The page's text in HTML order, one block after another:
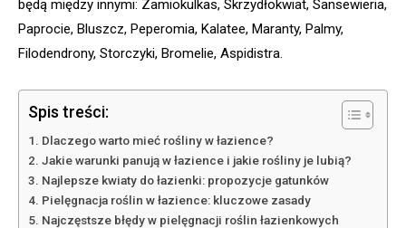
będą między innymi: Zamiokulkas, Skrzydłokwiat, Sansewieria,
Paprocie, Bluszcz, Peperomia, Kalatee, Maranty, Palmy,
Filodendrony, Storczyki, Bromelie, Aspidistra.
Spis treści:
Dlaczego warto mieć rośliny w łazience?
Jakie warunki panują w łazience i jakie rośliny je lubią?
Najlepsze kwiaty do łazienki: propozycje gatunków
Pielęgnacja roślin w łazience: kluczowe zasady
Najczęstsze błędy w pielęgnacji roślin łazienkowych